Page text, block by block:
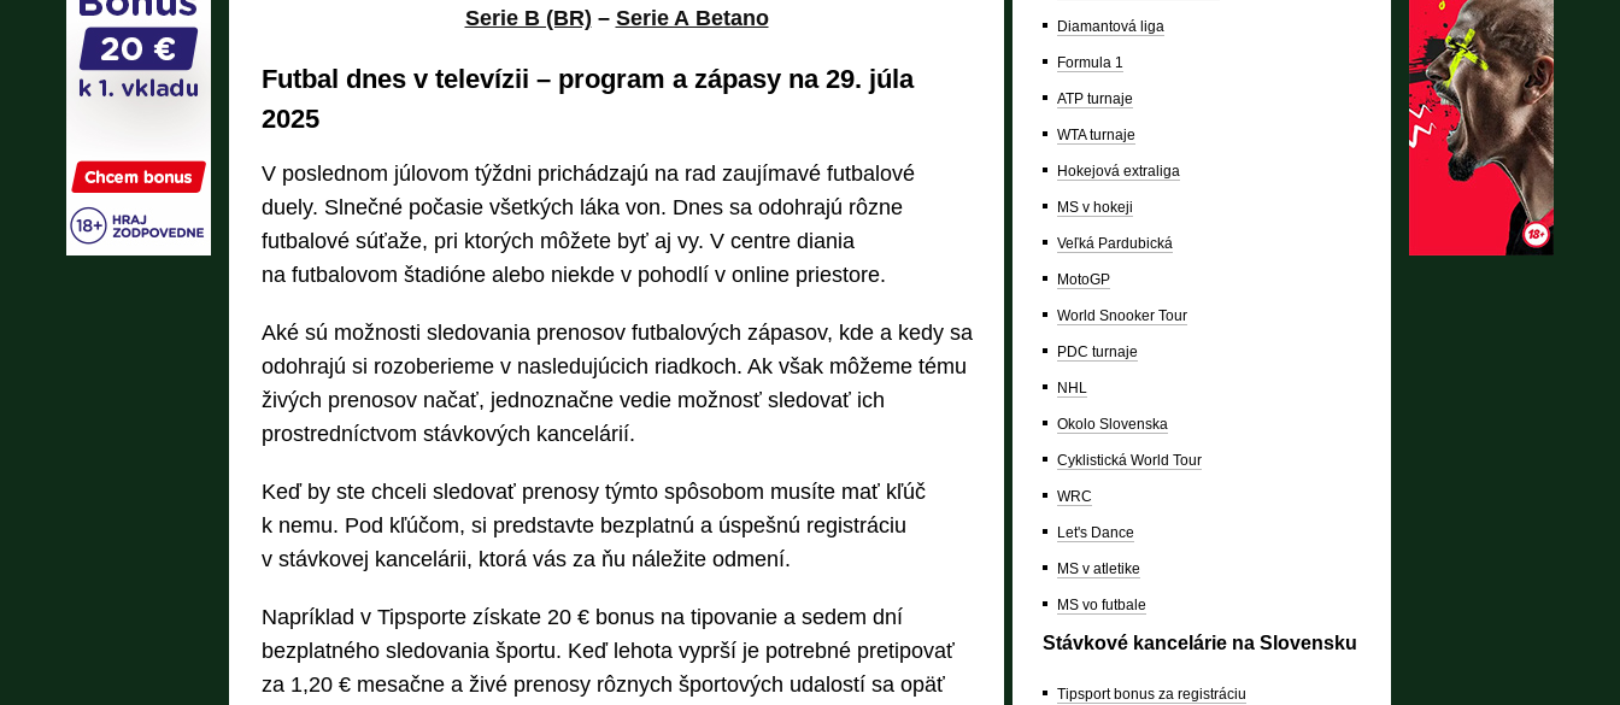
Serie B (BR) – Serie A Betano
Futbal dnes v televízii – program a zápasy na 29. júla
2025
V poslednom júlovom týždni prichádzajú na rad zaujímavé futbalové
duely. Slnečné počasie všetkých láka von. Dnes sa odohrajú rôzne
futbalové súťaže, pri ktorých môžete byť aj vy. V centre diania
na futbalovom štadióne alebo niekde v pohodlí v online priestore.
Aké sú možnosti sledovania prenosov futbalových zápasov, kde a kedy sa
odohrajú si rozoberieme v nasledujúcich riadkoch. Ak však môžeme tému
živých prenosov načať, jednoznačne vedie možnosť sledovať ich
prostredníctvom stávkových kancelárií.
Keď by ste chceli sledovať prenosy týmto spôsobom musíte mať kľúč
k nemu. Pod kľúčom, si predstavte bezplatnú a úspešnú registráciu
v stávkovej kancelárii, ktorá vás za ňu náležite odmení.
Napríklad v Tipsporte získate 20 € bonus na tipovanie a sedem dní
bezplatného sledovania športu. Keď lehota vyprší je potrebné pretipovať
za 1,20 € mesačne a živé prenosy rôznych športových udalostí sa opäť
Diamantová liga
Formula 1
ATP turnaje
WTA turnaje
Hokejová extraliga
MS v hokeji
Veľká Pardubická
MotoGP
World Snooker Tour
PDC turnaje
NHL
Okolo Slovenska
Cyklistická World Tour
WRC
Let's Dance
MS v atletike
MS vo futbale
Stávkové kancelárie na Slovensku
Tipsport bonus za registráciu